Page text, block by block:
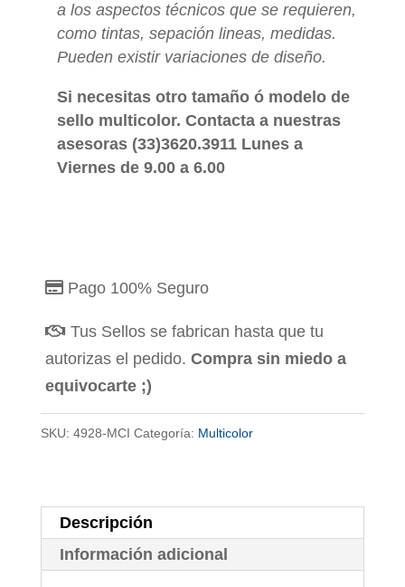
a los aspectos técnicos que se requieren,
como tintas, sepación lineas, medidas.
Pueden existir variaciones de diseño.
Si necesitas otro tamaño ó modelo de
sello multicolor. Contacta a nuestras
asesoras (33)3620.3911 Lunes a
Viernes de 9.00 a 6.00
Pago 100% Seguro
Tus Sellos se fabrican hasta que tu
autorizas el pedido. Compra sin miedo a
equivocarte ;)
SKU: 4928-MCI Categoría: Multicolor
Descripción
Información adicional